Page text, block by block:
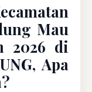
Mau
2026 di
Apa